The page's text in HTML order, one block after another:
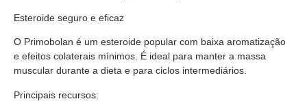
Esteroide seguro e eficaz
O Primobolan é um esteroide popular com baixa aromatização
e efeitos colaterais mínimos. É ideal para manter a massa
muscular durante a dieta e para ciclos intermediários.
Principais recursos: